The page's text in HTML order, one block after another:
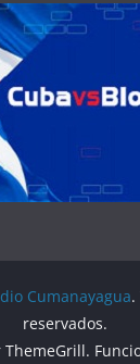
Cumanayagua.
reservados.